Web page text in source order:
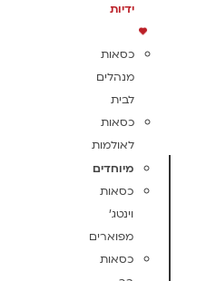
ידיות
כסאות
מנהלים
לבית
כסאות
לאולמות
מיוחדים
כסאות
וינטג'
מפוארים
כסאות